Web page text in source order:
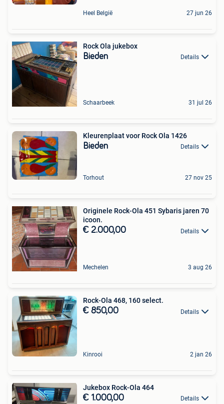
Heel België 27 jun 26
Rock Ola jukebox
Bieden Details
Schaarbeek 31 jul 26
Kleurenplaat voor Rock Ola 1426
Bieden Details
Torhout 27 nov 25
Originele Rock-Ola 451 Sybaris jaren 70
icoon.
€ 2.000,00 Details
Mechelen 3 aug 26
Rock-Ola 468, 160 select.
€ 850,00 Details
Kinrooi 2 jan 26
Jukebox Rock-Ola 464
€ 1.000,00 Details